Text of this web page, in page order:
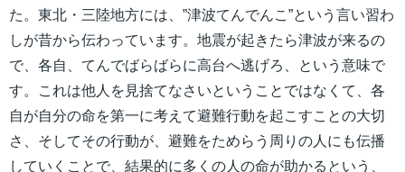
た。東北・三陸地方には、”津波てんでんこ”という言い習わ
しが昔から伝わっています。地震が起きたら津波が来るの
で、各自、てんでばらばらに高台へ逃げろ、という意味で
す。これは他人を見捨てなさいということではなくて、各
自が自分の命を第一に考えて避難行動を起こすことの大切
さ、そしてその行動が、避難をためらう周りの人にも伝播
していくことで、結果的に多くの人の命が助かるという、